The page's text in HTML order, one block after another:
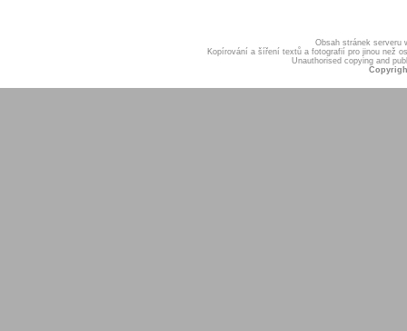
Obsah stránek serveru
Kopírování a šíření textů a fotografií pro jinou než
Unauthorised copying and